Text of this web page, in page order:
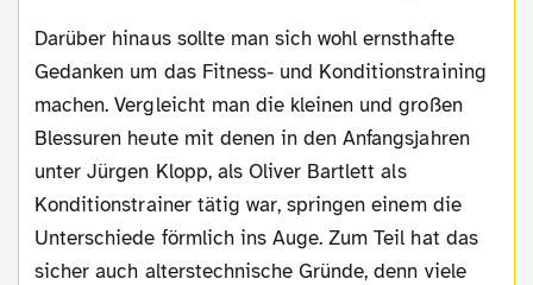
Darüber hinaus sollte man sich wohl ernsthafte
Gedanken um das Fitness- und Konditionstraining
machen. Vergleicht man die kleinen und großen
Blessuren heute mit denen in den Anfangsjahren
unter Jürgen Klopp, als Oliver Bartlett als
Konditionstrainer tätig war, springen einem die
Unterschiede förmlich ins Auge. Zum Teil hat das
sicher auch alterstechnische Gründe, denn viele